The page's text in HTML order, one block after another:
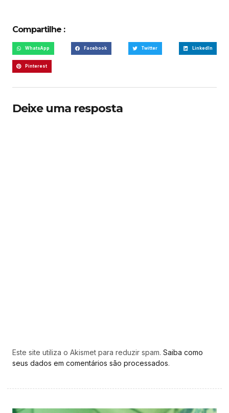
Compartilhe :
WhatsApp Facebook Twitter LinkedIn
Pinterest
Deixe uma resposta
Este site utiliza o Akismet para reduzir spam. Saiba como
seus dados em comentários são processados.